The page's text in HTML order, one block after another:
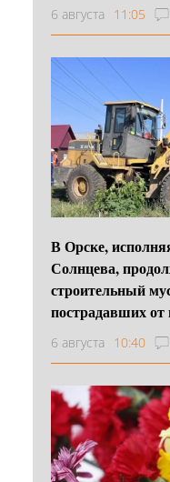
6 августа 11:05
В Орске,
Солнцева,
строительный
пострадавших от
6 августа 10:40